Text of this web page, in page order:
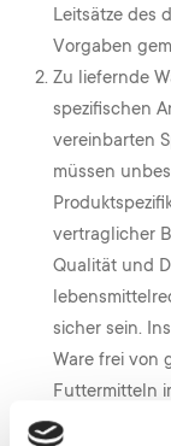
Leitsätze des
Vorgaben
Zu liefernde
spezifischen
vereinbarten
müssen
vertraglicher
Qualität und
sicher sein.
Ware frei von
Futtermitteln
1829/2003